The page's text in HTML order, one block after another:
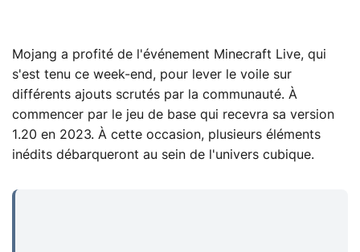
Mojang a profité de l'événement Minecraft Live, qui
s'est tenu ce week-end, pour lever le voile sur
différents ajouts scrutés par la communauté. À
commencer par le jeu de base qui recevra sa version
1.20 en 2023. À cette occasion, plusieurs éléments
inédits débarqueront au sein de l'univers cubique.